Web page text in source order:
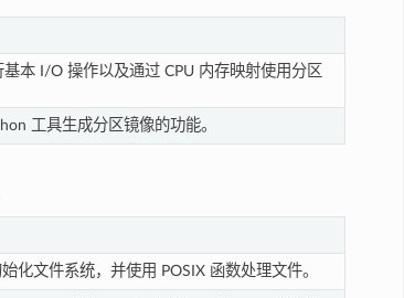
本 I/O 操作以及通过 CPU 内存映射使用分区
工具生成分区镜像的功能。
化文件系统，并使用 POSIX 函数处理文件。